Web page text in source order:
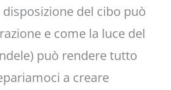
del cibo può
e come la luce del
può rendere tutto
a creare